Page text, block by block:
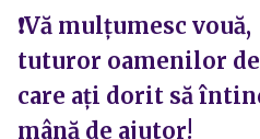
❗Vă mulțumesc vouă,
tuturor oamenilor
care ați dorit să
mână de ajutor!